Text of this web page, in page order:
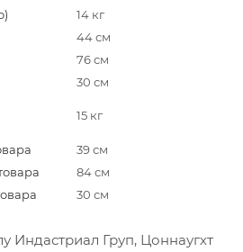
14 кг
44 см
76 см
30 см
15 кг
39 см
84 см
30 см
Индастриал Груп, Цоннаугхт